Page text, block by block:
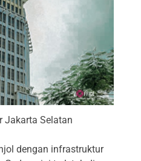
Jakarta Selatan
dengan infrastruktur